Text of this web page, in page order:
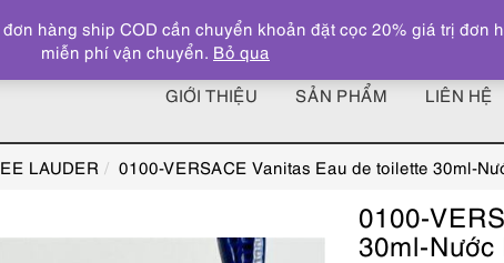
GIỚI THIỆU SẢN PHẨM LIÊN HỆ
LAUDER 0100-VERSACE Vanitas Eau de toilette 30ml-
0100-
30ml-Nước
hàng ship COD cần chuyển khoản đặt cọc 20% giá trị đơn
miễn phí vận chuyển. Bỏ qua